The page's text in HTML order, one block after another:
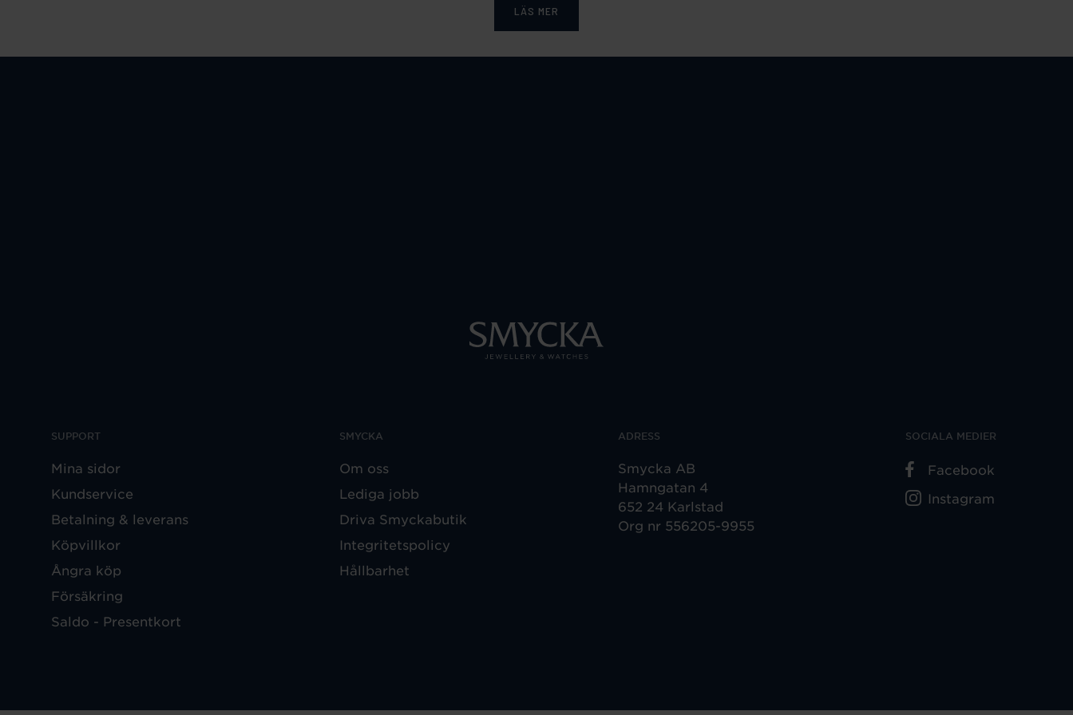
LÄS MER
SUPPORT
Mina sidor
Kundservice
Betalning & leverans
Köpvillkor
Ångra köp
Försäkring
Saldo - Presentkort
SMYCKA
Om oss
Lediga jobb
Driva Smyckabutik
Integritetspolicy
Hållbarhet
ADRESS
Smycka AB
Hamngatan 4
652 24 Karlstad
Org nr 556205-9955
SOCIALA MEDIER
Facebook
Instagram